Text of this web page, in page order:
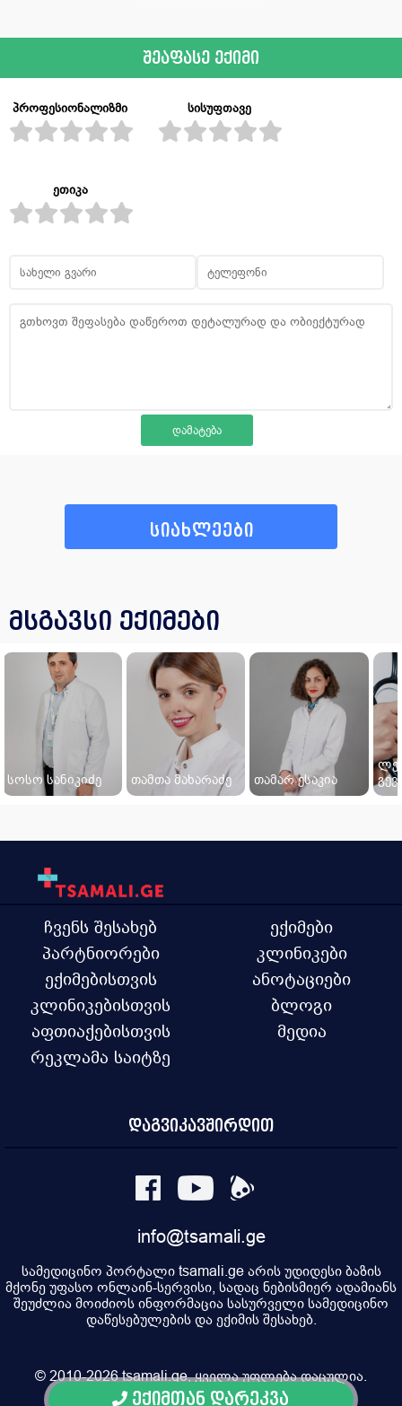
ექიმთან დარეკვა
შეაფასე ექიმი
პროფესიონალიზმი სისუფთავე
ეთიკა
სიახლეები
მსგავსი ექიმები
სოსო სანიკიძე თამთა მახარაძე თამარ ესაკია
ჩვენს შესახებ
პარტნიორები
ექიმებისთვის
კლინიკებისთვის
აფთიაქებისთვის
რეკლამა საიტზე
ექიმები
კლინიკები
ანოტაციები
ბლოგი
მედია
დაგვიკავშირდით
info@tsamali.ge
სამედიცინო პორტალი tsamali.ge არის უდიდესი ბაზის
მქონე უფასო ონლაინ-სერვისი, სადაც ნებისმიერ ადამიანს
შეუძლია მოიძიოს ინფორმაცია სასურველი სამედიცინო
დაწესებულების და ექიმის შესახებ.
© 2010-2026 tsamali.ge, ყველა უფლება დაცულია.